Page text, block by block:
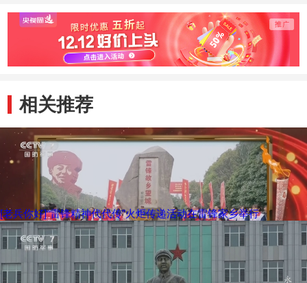
锋足迹
时代强军战位上
相关推荐
[老兵你好]“雷锋精神代代传”火炬传递活动在雷锋家乡举行